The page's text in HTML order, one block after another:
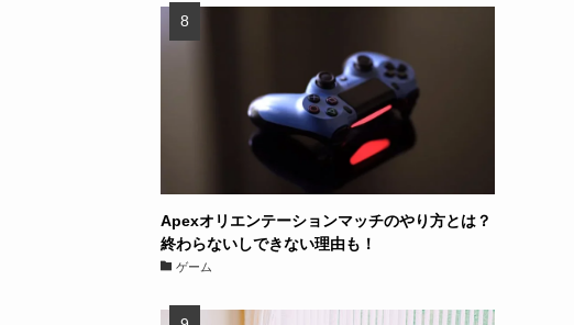
Apexオリエンテーションマッチのやり方とは？
終わらないしできない理由も！
ゲーム